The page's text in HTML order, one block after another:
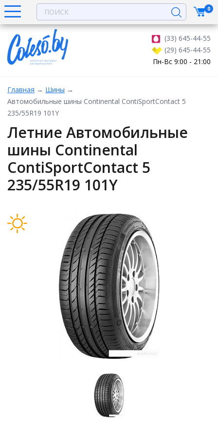
(33) 645-44-55
(29) 645-44-55
Пн-Вс 9:00 - 21:00
0
Главная → Шины →
Автомобильные шины Continental ContiSportContact 5
235/55R19 101Y
Летние Автомобильные
шины Continental
ContiSportContact 5
235/55R19 101Y